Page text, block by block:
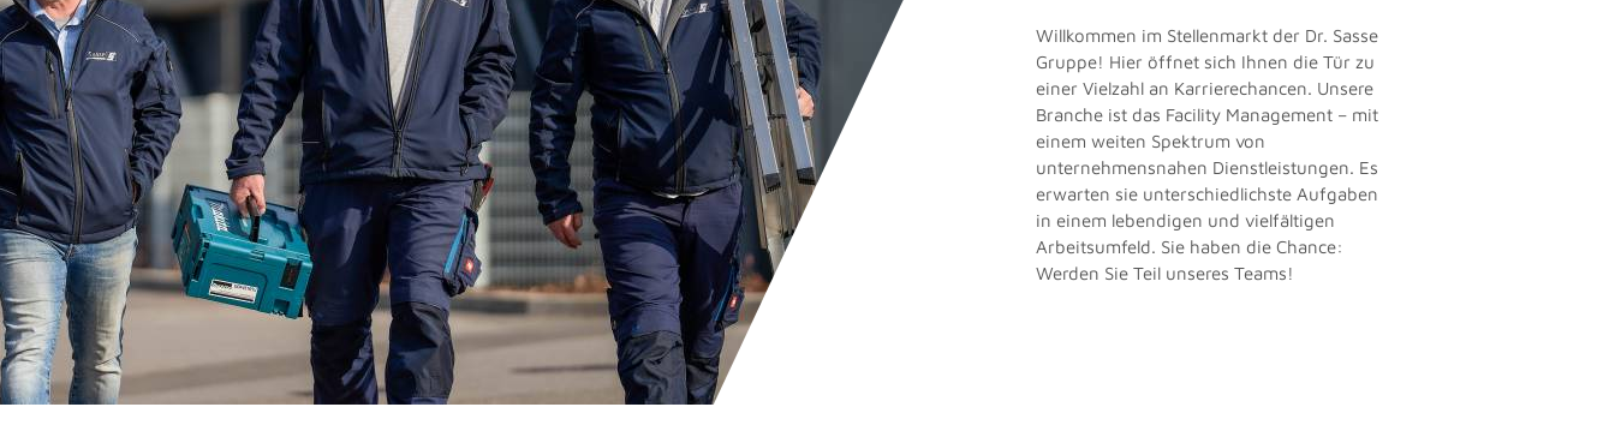
Willkommen im Stellenmarkt der Dr. Sasse
Gruppe! Hier öffnet sich Ihnen die Tür zu
einer Vielzahl an Karrierechancen. Unsere
Branche ist das Facility Management – mit
einem weiten Spektrum von
unternehmensnahen Dienstleistungen. Es
erwarten sie unterschiedlichste Aufgaben
in einem lebendigen und vielfältigen
Arbeitsumfeld. Sie haben die Chance:
Werden Sie Teil unseres Teams!